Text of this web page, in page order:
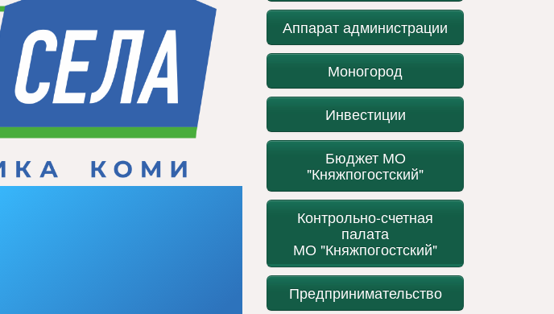
Аппарат администрации
Моногород
Инвестиции
Бюджет МО
"Княжпогостский"
Контрольно-счетная
палата
МО "Княжпогостский"
Предпринимательство